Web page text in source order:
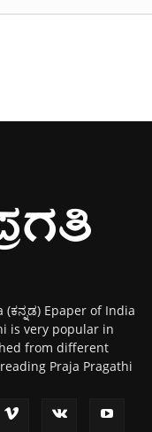
Epaper of India
is very popular in
from different
Praja Pragathi